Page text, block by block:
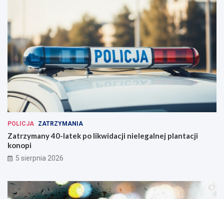
POLICJA ZATRZYMANIA
Zatrzymany 40-latek po likwidacji nielegalnej plantacji
konopi
5 sierpnia 2026